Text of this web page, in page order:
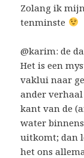
Zolang ik
tenminste
@karim: de
Het is een
vaklui naar
ander verhaal
kant van de
water
uitkomt; dan
het ons